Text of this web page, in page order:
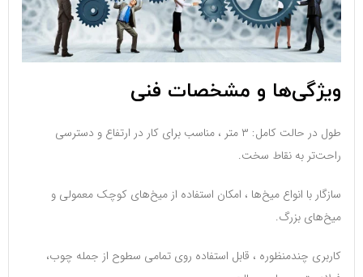
ویژگی‌ها و مشخصات فنی
طول در حالت کامل: ۳ متر ، مناسب برای کار در ارتفاع و دسترسی
راحت‌تر به نقاط سخت.
سازگار با انواع میخ‌ها ، امکان استفاده از میخ‌های کوچک معمولی و
میخ‌های بزرگ.
کاربری چندمنظوره ، قابل استفاده روی تمامی سطوح از جمله چوب،